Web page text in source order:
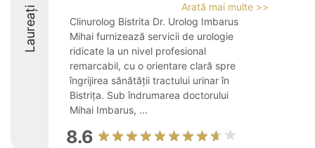
Laureați
Arată mai multe >>
Clinurolog Bistrita Dr. Urolog Imbarus
Mihai furnizează servicii de urologie
ridicate la un nivel profesional
remarcabil, cu o orientare clară spre
îngrijirea sănătății tractului urinar în
Bistrița. Sub îndrumarea doctorului
Mihai Imbarus, ...
8.6